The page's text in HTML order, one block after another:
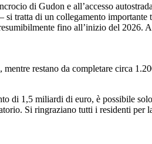
di Gudon e all’accesso
tratta di un collegamento
fino all’inizio del 2026.
restano da completare circa
di 1,5 miliardi di euro, è possibile
Si ringraziano tutti i residenti per